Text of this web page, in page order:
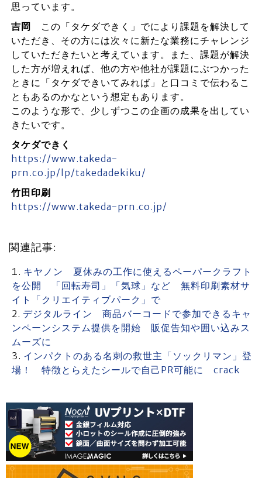
思っています。
吉岡
この「タケダできく」でにより課題を解決して
いただき、その方には次々に新たな業務にチャレンジ
していただきたいと考えています。また、課題が解決
した方が増えれば、他の方や他社が課題にぶつかった
ときに「タケダできいてみれば」と口コミで伝わるこ
ともあるのかなという想定もあります。
このような形で、少しずつこの企画の成果を出してい
きたいです。
タケダできく
https://www.takeda-
prn.co.jp/lp/takedadekiku/
竹田印刷
https://www.takeda-prn.co.jp/
関連記事:
キヤノン 夏休みの工作に使えるペーパークラフト
を公開 「回転寿司」「気球」など 無料印刷素材サ
イト「クリエイティブパーク」で
デジタルライン 商品バーコードで参加できるキャ
ンペーンシステム提供を開始 販促告知や囲い込みス
ムーズに
インパクトのある名刺の救世主「ソックリマン」登
場！ 特徴とらえたシールで自己PR可能に crack